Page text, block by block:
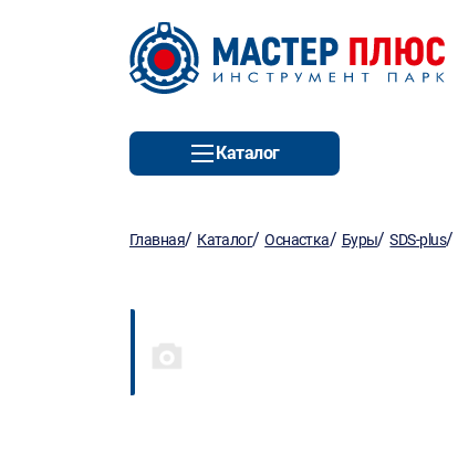
Каталог
Главная/ Каталог/Оснастка/ Буры/SDS-plus/